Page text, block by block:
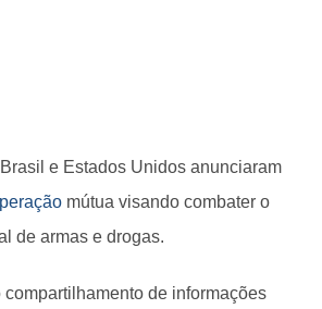
e Estados Unidos anunciaram
mútua visando combater o
de armas e drogas.
compartilhamento de informações